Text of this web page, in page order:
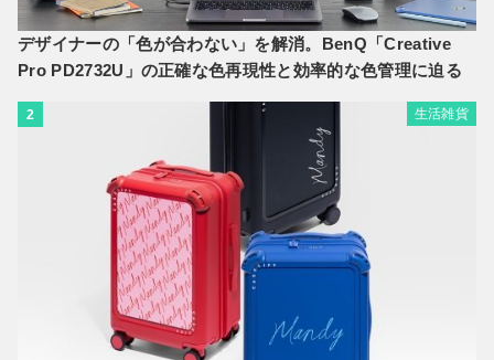
デザイナーの「色が合わない」を解消。BenQ「Creative
Pro PD2732U」の正確な色再現性と効率的な色管理に迫る
2 生活雑貨